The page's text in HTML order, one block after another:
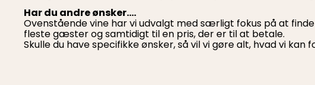
Har du andre ønsker….
Ovenstående vine har vi udvalgt med særligt fokus på at
fleste gæster og samtidigt til en pris, der er til at betale.
Skulle du have specifikke ønsker, så vil vi gøre alt, hvad vi kan